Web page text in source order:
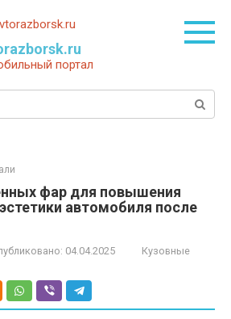
портал
фар для повышения
автомобиля после
04.04.2025
Кузовные